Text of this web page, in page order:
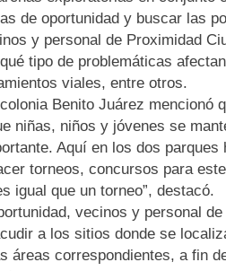
de oportunidad y buscar las
y personal de Proximidad
tipo de problemáticas
viales, entre otros.
Benito Juárez mencionó
niñas, niños y jóvenes se
Aquí en los dos
torneos, concursos para
igual que un torneo”, destacó.
vecinos y personal
a los sitios donde se
áreas correspondientes, a fin